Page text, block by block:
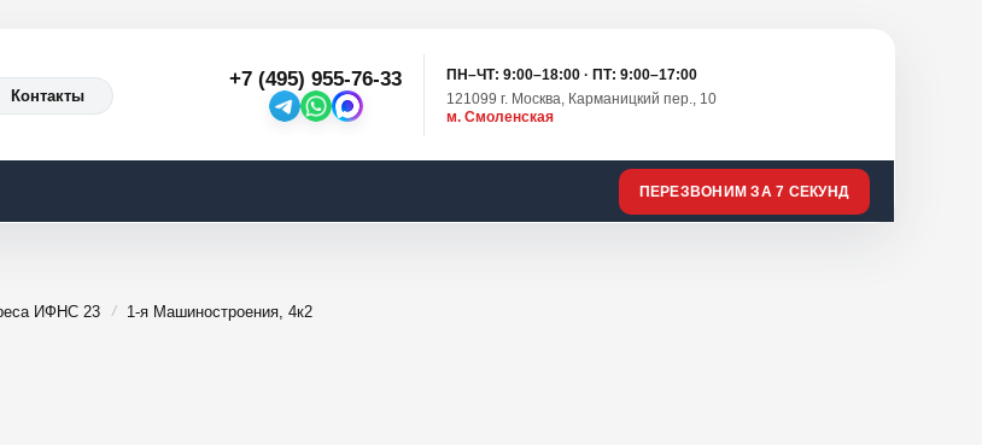
Контакты
+7 (495) 955-76-33
ПН–ЧТ: 9:00–18:00 · ПТ: 9:00–17:00
121099 г. Москва, Карманицкий пер., 10
м. Смоленская
ПЕРЕЗВОНИМ ЗА 7 СЕКУНД
ИФНС 23 1-я Машиностроения, 4к2